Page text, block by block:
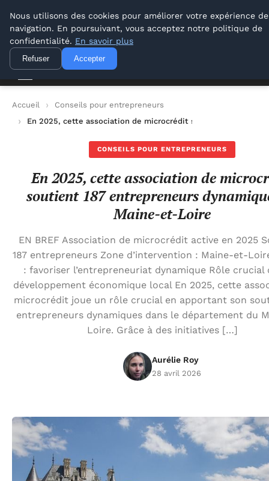
Lyon Photos
Lyon Photos
Accueil
Conseils pour entrepreneurs
En 2025, cette association de microcrédit soutient 187
CONSEILS POUR ENTREPRENEURS
En 2025, cette association de
soutient 187 entrepreneurs
Maine-et-Loire
EN BREF Association de microcrédit active en 2025
187 entrepreneurs Zone d’intervention : Maine-et-
: favoriser l’entrepreneuriat dynamique Rôle crucial
développement économique local En 2025, cette
microcrédit joue un rôle crucial en apportant son
entrepreneurs dynamiques dans le département du
Loire. Grâce à des initiatives […]
Aurélie Roy
28 avril 2026
Nous utilisons des cookies pour améliorer votre expérience de
navigation. En poursuivant, vous acceptez notre politique de
confidentialité. En savoir plus
Refuser Accepter